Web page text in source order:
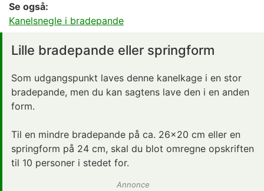
Se også:
Kanelsnegle i bradepande
Lille bradepande eller springform
Som udgangspunkt laves denne kanelkage i en stor
bradepande, men du kan sagtens lave den i en anden
form.
Til en mindre bradepande på ca. 26x20 cm eller en
springform på 24 cm, skal du blot omregne opskriften
til 10 personer i stedet for.
Annonce